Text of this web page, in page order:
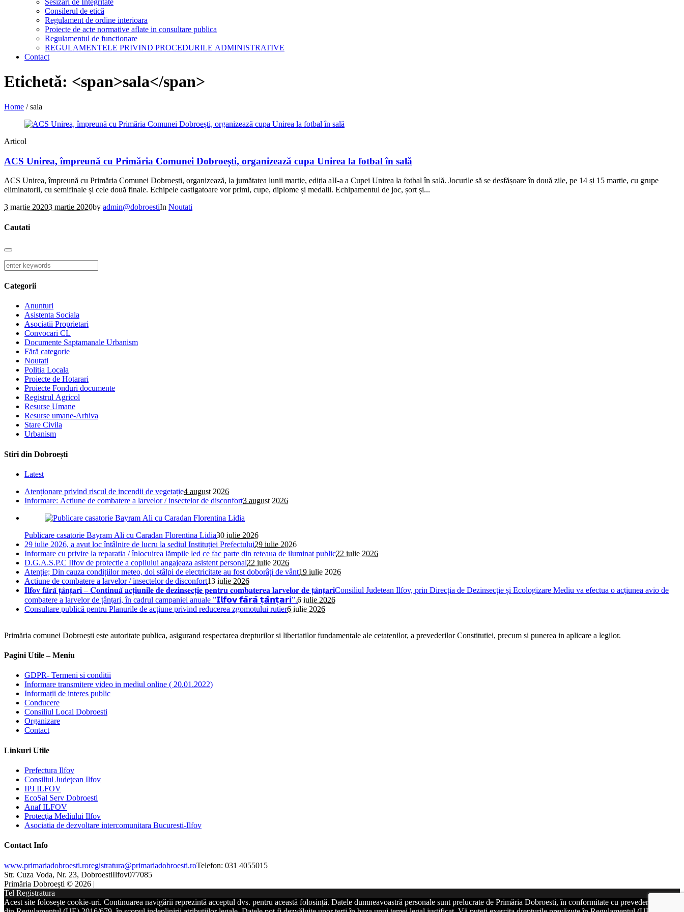
Sesizari de Integritate
Consilerul de etică
Regulament de ordine interioara
Proiecte de acte normative aflate in consultare publica
Regulamentul de functionare
REGULAMENTELE PRIVIND PROCEDURILE ADMINISTRATIVE
Contact
Etichetă: <span>sala</span>
Home /sala
Articol
ACS Unirea, împreună cu Primăria Comunei Dobroești, organizează cupa Unirea la fotbal în sală
ACS Unirea, împreună cu Primăria Comunei Dobroești, organizează, la jumătatea lunii martie, ediția aII-a a Cupei Unirea la fotbal în sală. Jocurile să se desfășoare în două zile, pe 14 și 15 martie, cu grupe
eliminatorii, cu semifinale și cele două finale. Echipele castigatoare vor primi, cupe, diplome și medalii. Echipamentul de joc, șort și...
3 martie 20203 martie 2020by admin@dobroestiIn Noutati
Cautati
Categorii
Anunturi
Asistenta Sociala
Asociatii Proprietari
Convocari CL
Documente Saptamanale Urbanism
Fără categorie
Noutati
Politia Locala
Proiecte de Hotarari
Proiecte Fonduri documente
Registrul Agricol
Resurse Umane
Resurse umane-Arhiva
Stare Civila
Urbanism
Stiri din Dobroești
Latest
Atenționare privind riscul de incendii de vegetație4 august 2026
Informare: Actiune de combatere a larvelor / insectelor de disconfort3 august 2026
Publicare casatorie Bayram Ali cu Caradan Florentina Lidia30 iulie 2026
29 iulie 2026, a avut loc întâlnire de lucru la sediul Instituției Prefectului29 iulie 2026
Informare cu privire la reparatia / înlocuirea lămpile led ce fac parte din reteaua de iluminat public22 iulie 2026
D.G.A.S.P.C Ilfov de protectie a copilului angajeaza asistent personal22 iulie 2026
Atenție; Din cauza condițiilor meteo, doi stâlpi de electricitate au fost doborâți de vânt19 iulie 2026
Actiune de combatere a larvelor / insectelor de disconfort13 iulie 2026
𝐈𝐥𝐟𝐨𝐯 𝐟𝐚̆𝐫𝐚̆ 𝐭̦𝐚̂𝐧𝐭̦𝐚𝐫𝐢 – 𝐂𝐨𝐧𝐭𝐢𝐧𝐮𝐚̆ 𝐚𝐜𝐭̦𝐢𝐮𝐧𝐢𝐥𝐞 𝐝𝐞 𝐝𝐞𝐳𝐢𝐧𝐬𝐞𝐜𝐭̦𝐢𝐞 𝐩𝐞𝐧𝐭𝐫𝐮 𝐜𝐨𝐦𝐛𝐚𝐭𝐞𝐫𝐞𝐚 𝐥𝐚𝐫𝐯𝐞𝐥𝐨𝐫 𝐝𝐞 𝐭̦𝐚̂𝐧𝐭̦𝐚𝐫𝐢Consiliul Judetean Ilfov, prin Direcția de Dezinsecție și Ecologizare Mediu va efectua o acțiunea avio de
combatere a larvelor de țânțari, în cadrul campaniei anuale ”𝗜𝗹𝗳𝗼𝘃 𝗳𝗮̆𝗿𝗮̆ 𝘁̦𝗮̂𝗻𝘁̦𝗮𝗿𝗶”.6 iulie 2026
Consultare publică pentru Planurile de acțiune privind reducerea zgomotului rutier6 iulie 2026
Primăria comunei Dobroești este autoritate publica, asigurand respectarea drepturilor si libertatilor fundamentale ale cetatenilor, a prevederilor Constitutiei, precum si punerea in aplicare a legilor.
Pagini Utile – Meniu
GDPR- Termeni si conditii
Informare transmitere video in mediul online ( 20.01.2022)
Informații de interes public
Conducere
Consiliul Local Dobroesti
Organizare
Contact
Linkuri Utile
Prefectura Ilfov
Consiliul Judeţean Ilfov
IPJ ILFOV
EcoSal Serv Dobroesti
Anaf ILFOV
Protecţia Mediului Ilfov
Asociatia de dezvoltare intercomunitara Bucuresti-Ilfov
Contact Info
www.primariadobroesti.roregistratura@primariadobroesti.roTelefon: 031 4055015
Str. Cuza Voda, Nr. 23, DobroestiIlfov077085
Primăria Dobroești © 2026 |
Tel Registratura
Acest site folosește cookie-uri. Continuarea navigării reprezintă acceptul dvs. pentru această folosință. Datele dumneavoastră personale sunt prelucrate de Primăria Dobroesti, în conformitate cu prevederile art. 6